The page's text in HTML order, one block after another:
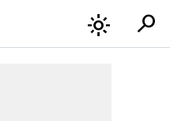
light_mode search